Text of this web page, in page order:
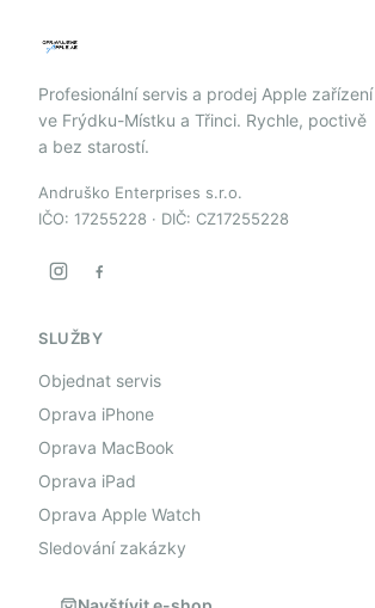
Profesionální servis a prodej Apple zařízení
ve Frýdku-Místku a Třinci. Rychle, poctivě
a bez starostí.
Andruško Enterprises s.r.o.
IČO: 17255228 · DIČ: CZ17255228
SLUŽBY
Objednat servis
Oprava iPhone
Oprava MacBook
Oprava iPad
Oprava Apple Watch
Sledování zakázky